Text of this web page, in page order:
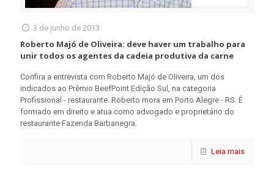
3 de junho de 2013
Roberto Majó de Oliveira: deve haver um trabalho para
unir todos os agentes da cadeia produtiva da carne
Confira a entrevista com Roberto Majó de Oliveira, um dos
indicados ao Prêmio BeefPoint Edição Sul, na categoria
Profissional - restaurante. Roberto mora em Porto Alegre - RS. É
formado em direito e atua como advogado e proprietário do
restaurante Fazenda Barbanegra.
Leia mais